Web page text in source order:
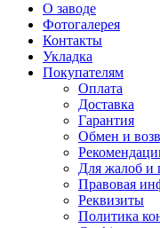
О заводе
Фотогалерея
Контакты
Укладка
Покупателям
Оплата
Доставка
Гарантия
Обмен и
Для жалоб и
Правовая
Реквизиты
Политика